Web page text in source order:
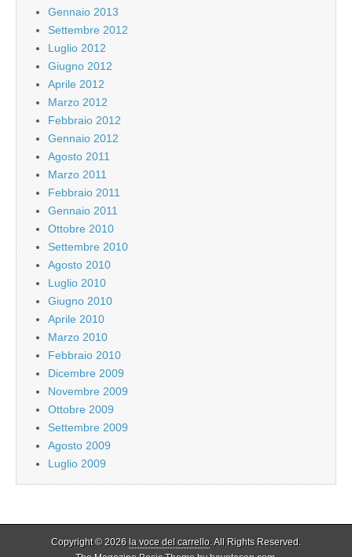
Gennaio 2013
Settembre 2012
Luglio 2012
Giugno 2012
Aprile 2012
Marzo 2012
Febbraio 2012
Gennaio 2012
Agosto 2011
Marzo 2011
Febbraio 2011
Gennaio 2011
Ottobre 2010
Settembre 2010
Agosto 2010
Luglio 2010
Giugno 2010
Aprile 2010
Marzo 2010
Febbraio 2010
Dicembre 2009
Novembre 2009
Ottobre 2009
Settembre 2009
Agosto 2009
Luglio 2009
Copyright © 2026 la voce del carrello. All Rights Reserved.